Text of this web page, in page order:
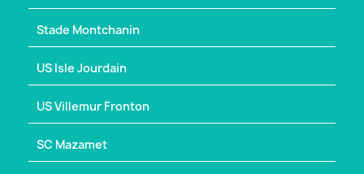
Stade Montchanin
US Isle Jourdain
US Villemur Fronton
SC Mazamet